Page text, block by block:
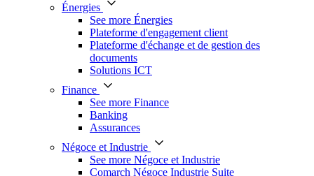
Énergies
See more Énergies
Plateforme d'engagement client
Plateforme d'échange et de gestion des
documents
Solutions ICT
Finance
See more Finance
Banking
Assurances
Négoce et Industrie
See more Négoce et Industrie
Comarch Négoce Industrie Suite